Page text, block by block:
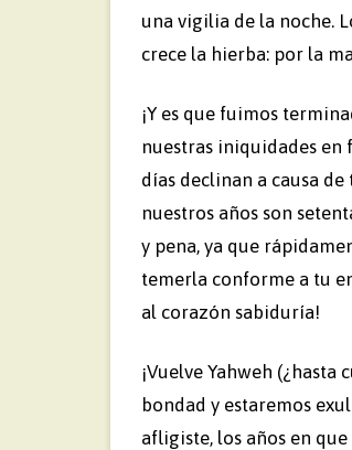
una vigilia de la noche.
crece la hierba: por la
¡Y es que fuimos
nuestras iniquidades en
días declinan a causa
nuestros años son
y pena, ya que
temerla conforme a tu
al corazón sabiduría!
¡Vuelve Yahweh
bondad y estaremos
afligiste, los años en